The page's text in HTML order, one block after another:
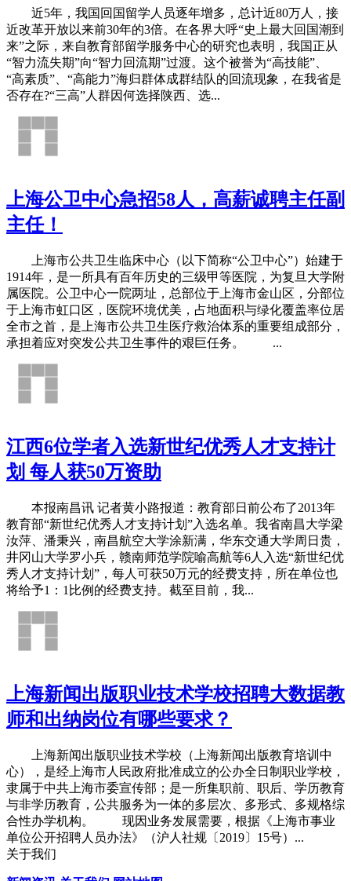
近5年，我国回国留学人员逐年增多，总计近80万人，接
近改革开放以来前30年的3倍。在各界大呼“史上最大回国潮到
来”之际，来自教育部留学服务中心的研究也表明，我国正从
“智力流失期”向“智力回流期”过渡。这个被誉为“高技能”、
“高素质”、“高能力”海归群体成群结队的回流现象，在我省是
否存在?“三高”人群因何选择陕西、选...
上海公卫中心急招58人，高薪诚聘主任副
主任！
上海市公共卫生临床中心（以下简称“公卫中心”）始建于
1914年，是一所具有百年历史的三级甲等医院，为复旦大学附
属医院。公卫中心一院两址，总部位于上海市金山区，分部位
于上海市虹口区，医院环境优美，占地面积与绿化覆盖率位居
全市之首，是上海市公共卫生医疗救治体系的重要组成部分，
承担着应对突发公共卫生事件的艰巨任务。 ...
江西6位学者入选新世纪优秀人才支持计
划 每人获50万资助
本报南昌讯 记者黄小路报道：教育部日前公布了2013年
教育部“新世纪优秀人才支持计划”入选名单。我省南昌大学梁
汝萍、潘秉兴，南昌航空大学涂新满，华东交通大学周日贵，
井冈山大学罗小兵，赣南师范学院喻高航等6人入选“新世纪优
秀人才支持计划”，每人可获50万元的经费支持，所在单位也
将给予1：1比例的经费支持。截至目前，我...
上海新闻出版职业技术学校招聘大数据教
师和出纳岗位有哪些要求？
上海新闻出版职业技术学校（上海新闻出版教育培训中
心），是经上海市人民政府批准成立的公办全日制职业学校，
隶属于中共上海市委宣传部；是一所集职前、职后、学历教育
与非学历教育，公共服务为一体的多层次、多形式、多规格综
合性办学机构。 现因业务发展需要，根据《上海市事业
单位公开招聘人员办法》（沪人社规〔2019〕15号）...
关于我们